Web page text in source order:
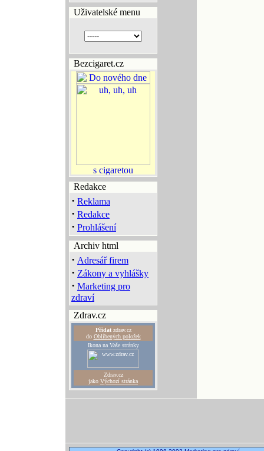
Uživatelské menu
Bezcigaret.cz
Redakce
· Reklama
· Redakce
· Prohlášení
Archiv html
· Adresář firem
· Zákony a vyhlášky
· Marketing pro
zdraví
Zdrav.cz
Přidatzdrav.cz
do Oblíbených položek
Ikona na Vaše stránky
Zdrav.cz
jako Výchozí stránka